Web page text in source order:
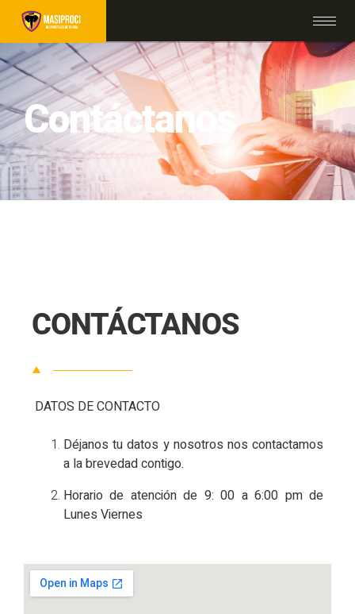
Contáctanos
CONTÁCTANOS
DATOS DE CONTACTO
Déjanos tu datos y nosotros nos contactamos
a la brevedad contigo.
Horario de atención de 9: 00 a 6:00 pm de
Lunes Viernes